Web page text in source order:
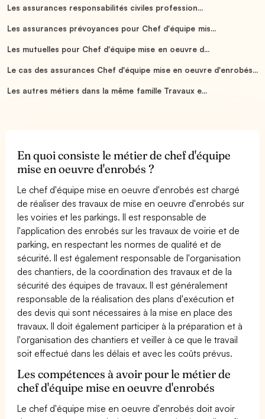
Les assurances responsabilités civiles profession...
Les assurances prévoyances pour Chef d'équipe mis...
Les mutuelles pour Chef d'équipe mise en oeuvre d...
Le cas des assurances Chef d'équipe mise en oeuvre d'enrobés...
Les autres métiers dans la même famille Travaux e...
En quoi consiste le métier de chef d'équipe
mise en oeuvre d'enrobés ?
Le chef d'équipe mise en oeuvre d'enrobés est chargé
de réaliser des travaux de mise en oeuvre d'enrobés sur
les voiries et les parkings. Il est responsable de
l'application des enrobés sur les travaux de voirie et de
parking, en respectant les normes de qualité et de
sécurité. Il est également responsable de l'organisation
des chantiers, de la coordination des travaux et de la
sécurité des équipes de travaux. Il est généralement
responsable de la réalisation des plans d'exécution et
des devis qui sont nécessaires à la mise en place des
travaux. Il doit également participer à la préparation et à
l'organisation des chantiers et veiller à ce que le travail
soit effectué dans les délais et avec les coûts prévus.
Les compétences à avoir pour le métier de
chef d'équipe mise en oeuvre d'enrobés
Le chef d'équipe mise en oeuvre d'enrobés doit avoir